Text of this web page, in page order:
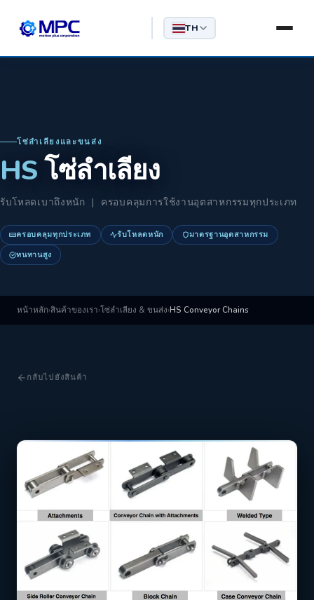
TH
โซ่ลำเลียงและขนส่ง
HSโซ่ลำเลียง
รับโหลดเบาถึงหนัก | ครอบคลุมการใช้งานอุตสาหกรรมทุกประเภท
ครอบคลุมทุกประเภท รับโหลดหนัก
มาตรฐานอุตสาหกรรม
ทนทานสูง
หน้าหลัก›สินค้าของเรา›โซ่ลำเลียง & ขนส่ง›HS Conveyor Chains
กลับไปยังสินค้า